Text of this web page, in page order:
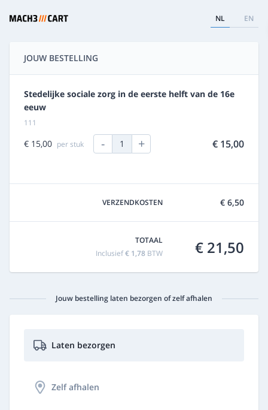
NL EN
JOUW BESTELLING
Stedelijke sociale zorg in de eerste helft van de 16e
eeuw
111
€ 15,00 per stuk - 1 + € 15,00
VERZENDKOSTEN € 6,50
TOTAAL
Inclusief€ 1,78 BTW € 21,50
Jouw bestelling laten bezorgen of zelf afhalen
Laten bezorgen
Zelf afhalen